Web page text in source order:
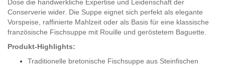
Dose die handwerkliche Expertise und Leidenschaft der
Conserverie wider. Die Suppe eignet sich perfekt als elegante
Vorspeise, raffinierte Mahlzeit oder als Basis für eine klassische
französische Fischsuppe mit Rouille und geröstetem Baguette.
Produkt-Highlights:
Traditionelle bretonische Fischsuppe aus Steinfischen